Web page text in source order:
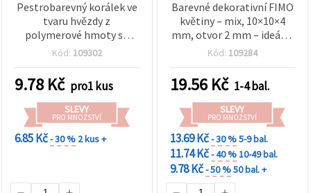
Pestrobarevný korálek ve
tvaru hvězdy z
polymerové hmoty se
vzorem, 28 mm, otvor 2
Kód: 109302
9.78 Kč pro1 kus
SLEVY
PRO MNOŽSTVÍ
6.85 Kč- 30 % 2 kus +
Barevné dekorativní FIMO
květiny – mix, 10×10×4
mm, otvor 2 mm – ideální
pro šperky, doplňky a DIY
Kód: 109284
19.56 Kč 1-4 bal.
SLEVY
PRO MNOŽSTVÍ
13.69 Kč- 30 %5-9 bal.
11.74 Kč- 40 %10-49 bal.
9.78 Kč- 50 %50 bal. +